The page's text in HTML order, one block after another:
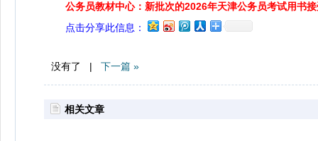
公务员教材中心：新批次的2026年天津公务员考试用书
点击分享此信息：
没有了 | 下一篇 »
相关文章